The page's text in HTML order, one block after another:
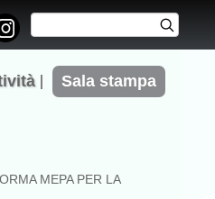
Form di
ricerca
Cerca
Sala stampa
MEPA PER LA